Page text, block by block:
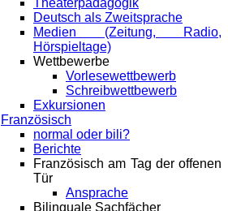
Deutsch als Zweitsprache
Medien (Zeitung, Radio,
Hörspieltage)
Wettbewerbe
Vorlesewettbewerb
Schreibwettbewerb
Exkursionen
Französisch
normal oder bili?
Berichte
Französisch am Tag der offenen
Tür
Ansprache
Bilinguale Sachfächer